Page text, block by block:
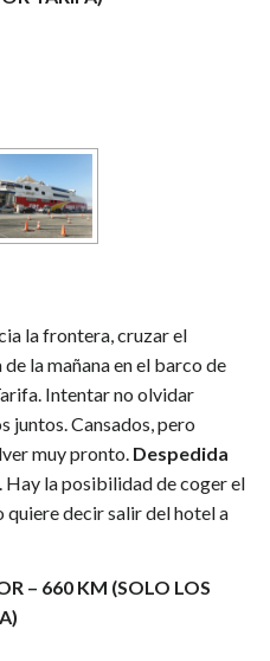
la frontera, cruzar el
la mañana en el barco de
Intentar no olvidar
juntos. Cansados, pero
muy pronto. Despedida
. Hay la posibilidad de coger el
quiere decir salir del hotel a
– 660 KM (SOLO LOS